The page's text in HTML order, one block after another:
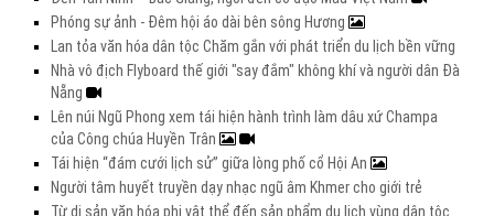
Phóng sự ảnh - Đêm hội áo dài bên sông Hương
Lan tỏa văn hóa dân tộc Chăm gắn với phát triển du lịch bền vững
Nhà vô địch Flyboard thế giới "say đắm" không khí và người dân Đà
Nẵng
Lên núi Ngũ Phong xem tái hiện hành trình làm dâu xứ Champa
của Công chúa Huyền Trân
Tái hiện “đám cưới lịch sử” giữa lòng phố cổ Hội An
Người tâm huyết truyền dạy nhạc ngũ âm Khmer cho giới trẻ
Từ di sản văn hóa phi vật thể đến sản phẩm du lịch vùng dân tộc